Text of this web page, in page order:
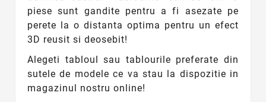
piese sunt gandite pentru a fi asezate pe
perete la o distanta optima pentru un efect
3D reusit si deosebit!
Alegeti tabloul sau tablourile preferate din
sutele de modele ce va stau la dispozitie in
magazinul nostru online!